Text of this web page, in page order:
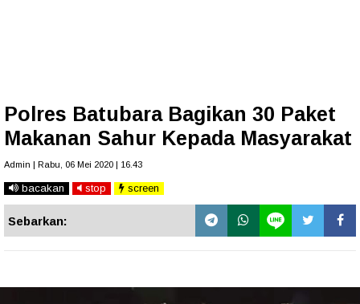
Polres Batubara Bagikan 30 Paket
Makanan Sahur Kepada Masyarakat
Admin | Rabu, 06 Mei 2020 | 16.43
bacakan stop screen
Sebarkan: